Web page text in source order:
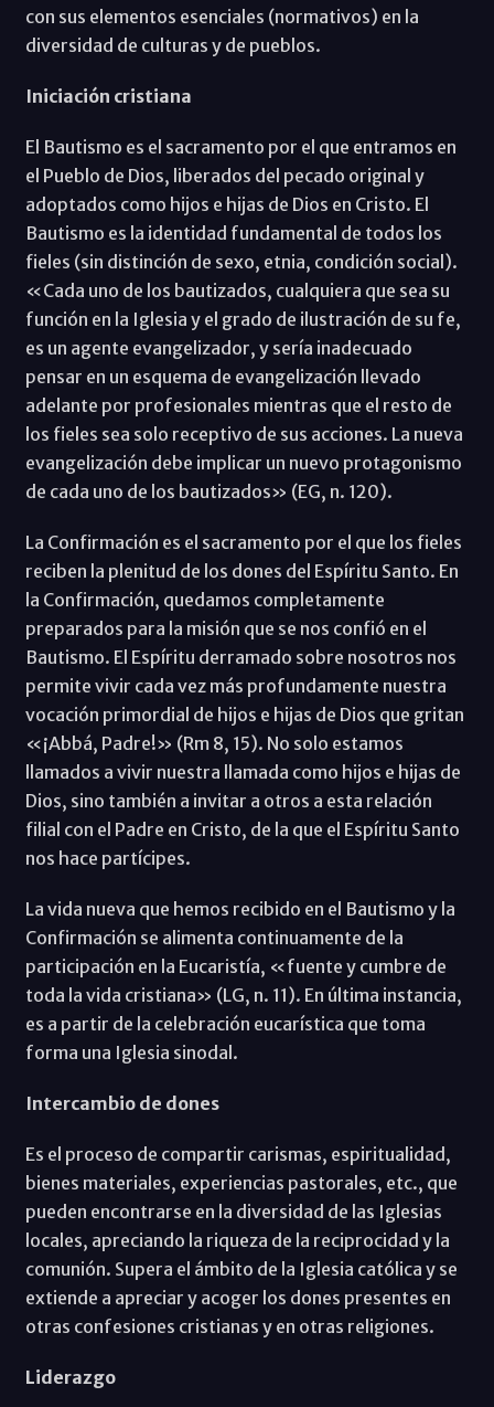
con sus elementos esenciales (normativos) en la
diversidad de culturas y de pueblos.
Iniciación cristiana
El Bautismo es el sacramento por el que entramos en
el Pueblo de Dios, liberados del pecado original y
adoptados como hijos e hijas de Dios en Cristo. El
Bautismo es la identidad fundamental de todos los
fieles (sin distinción de sexo, etnia, condición social).
«Cada uno de los bautizados, cualquiera que sea su
función en la Iglesia y el grado de ilustración de su fe,
es un agente evangelizador, y sería inadecuado
pensar en un esquema de evangelización llevado
adelante por profesionales mientras que el resto de
los fieles sea solo receptivo de sus acciones. La nueva
evangelización debe implicar un nuevo protagonismo
de cada uno de los bautizados» (EG, n. 120).
La Confirmación es el sacramento por el que los fieles
reciben la plenitud de los dones del Espíritu Santo. En
la Confirmación, quedamos completamente
preparados para la misión que se nos confió en el
Bautismo. El Espíritu derramado sobre nosotros nos
permite vivir cada vez más profundamente nuestra
vocación primordial de hijos e hijas de Dios que gritan
«¡Abbá, Padre!» (Rm 8, 15). No solo estamos
llamados a vivir nuestra llamada como hijos e hijas de
Dios, sino también a invitar a otros a esta relación
filial con el Padre en Cristo, de la que el Espíritu Santo
nos hace partícipes.
La vida nueva que hemos recibido en el Bautismo y la
Confirmación se alimenta continuamente de la
participación en la Eucaristía, «fuente y cumbre de
toda la vida cristiana» (LG, n. 11). En última instancia,
es a partir de la celebración eucarística que toma
forma una Iglesia sinodal.
Intercambio de dones
Es el proceso de compartir carismas, espiritualidad,
bienes materiales, experiencias pastorales, etc., que
pueden encontrarse en la diversidad de las Iglesias
locales, apreciando la riqueza de la reciprocidad y la
comunión. Supera el ámbito de la Iglesia católica y se
extiende a apreciar y acoger los dones presentes en
otras confesiones cristianas y en otras religiones.
Liderazgo